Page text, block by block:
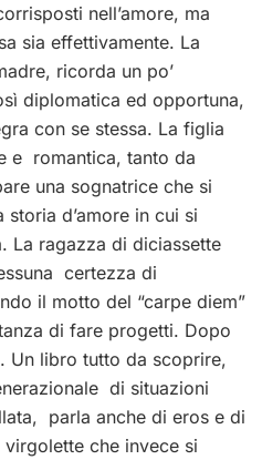
nell’amore, ma
sia effettivamente. La
ricorda un po’
diplomatica ed opportuna,
con se stessa. La figlia
e romantica, tanto da
una sognatrice che si
d’amore in cui si
La ragazza di diciassette
certezza di
il motto del “carpe diem”
di fare progetti. Dopo
Un libro tutto da scoprire,
di situazioni
parla anche di eros e di
che invece si